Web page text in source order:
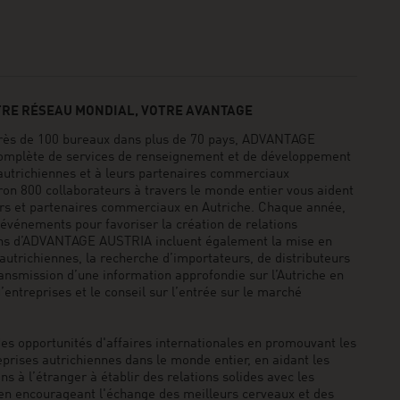
RÉSEAU MONDIAL, VOTRE AVANTAGE
de 100 bureaux dans plus de 70 pays, ADVANTAGE
de services de renseignement et de développement
et à leurs partenaires commerciaux
800 collaborateurs à travers le monde entier vous aident
et partenaires commerciaux en Autriche. Chaque année,
pour favoriser la création de relations
AUSTRIA incluent également la mise en
la recherche d’importateurs, de distributeurs
d’une information approfondie sur l’Autriche en
et le conseil sur l’entrée sur le marché
opportunités d'affaires internationales en promouvant les
autrichiennes dans le monde entier, en aidant les
à l’étranger à établir des relations solides avec les
encourageant l'échange des meilleurs cerveaux et des